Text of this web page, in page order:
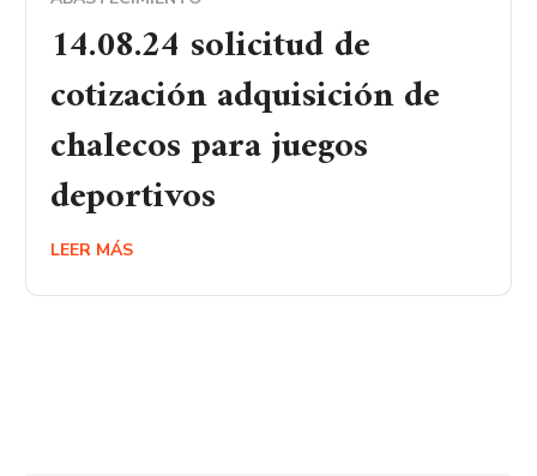
14.08.24 solicitud de
cotización adquisición de
chalecos para juegos
deportivos
LEER MÁS